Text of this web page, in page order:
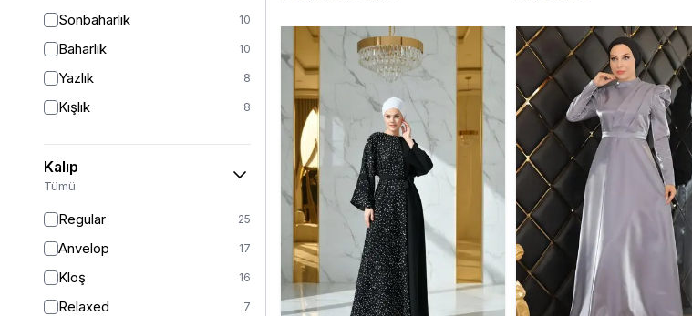
Sonbaharlık 10
Baharlık 10
Yazlık 8
Kışlık 8
Kalıp
Tümü
Regular 25
Anvelop 17
Kloş 16
Relaxed 7